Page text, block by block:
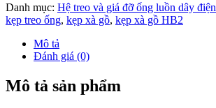
Danh mục: Hệ treo và giá đỡ ống luồn dây điện
kẹp treo ống, kẹp xà gồ, kẹp xà gồ HB2
Mô tả
Đánh giá (0)
Mô tả sản phẩm